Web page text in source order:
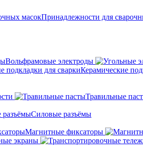
Принадлежности для
Вольфрамовые электроды
Керамические
Травильные
Силовые разъёмы
Магнитные фиксаторы
экраны